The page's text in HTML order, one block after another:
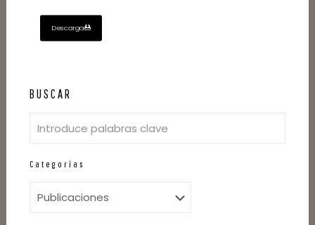
Descarga
BUSCAR
Categorías